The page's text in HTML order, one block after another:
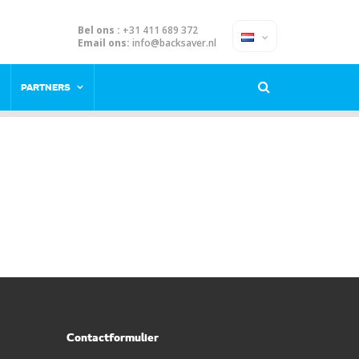
Bel ons : +31 411 689 372
Email ons: info@backsaver.nl
PARTNERS
Contactformulier